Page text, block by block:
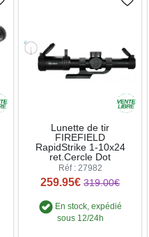
Lunette de tir
FIREFIELD
RapidStrike 1-10x24
ret.Cercle Dot
Réf : 27982
259.95€ 319.00€
En stock, expédié
sous 12/24h